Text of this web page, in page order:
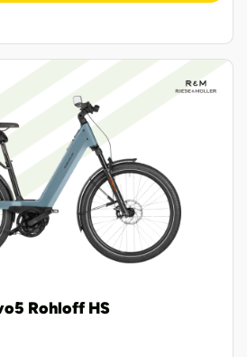
Rohloff HS